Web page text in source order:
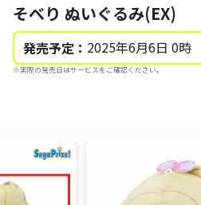
そべり ぬいぐるみ(EX)
発売予定： 2025年6月6日 0時
※実際の発売日はサービスをご確認ください。